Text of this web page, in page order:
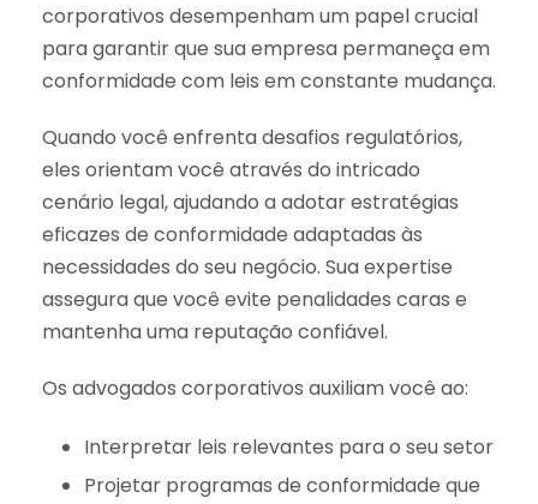
corporativos desempenham um papel crucial
para garantir que sua empresa permaneça em
conformidade com leis em constante mudança.
Quando você enfrenta desafios regulatórios,
eles orientam você através do intricado
cenário legal, ajudando a adotar estratégias
eficazes de conformidade adaptadas às
necessidades do seu negócio. Sua expertise
assegura que você evite penalidades caras e
mantenha uma reputação confiável.
Os advogados corporativos auxiliam você ao:
Interpretar leis relevantes para o seu setor
Projetar programas de conformidade que